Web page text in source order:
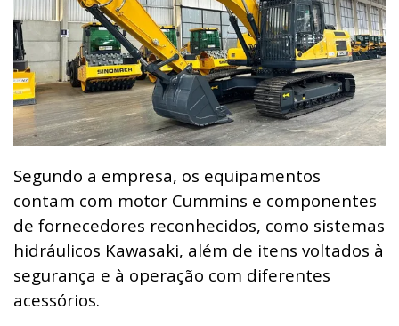
Segundo a empresa, os equipamentos
contam com motor Cummins e componentes
de fornecedores reconhecidos, como sistemas
hidráulicos Kawasaki, além de itens voltados à
segurança e à operação com diferentes
acessórios.